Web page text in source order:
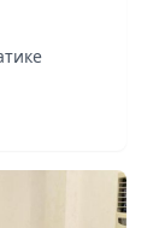
международной олимпиаде